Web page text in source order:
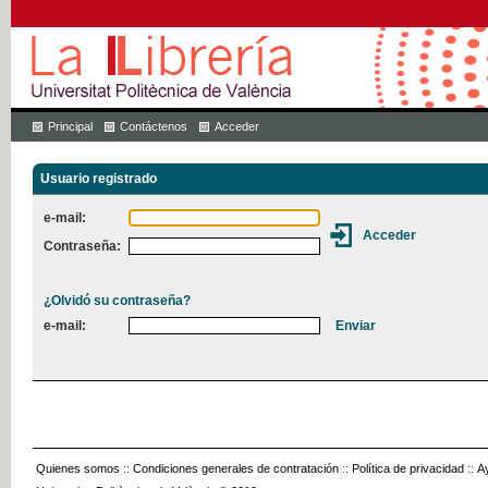
Principal Contáctenos Acceder
Usuario registrado
e-mail:
Contraseña:
¿Olvidó su contraseña?
e-mail:
Quienes somos :: Condiciones generales de contratación :: Política de privacidad ::